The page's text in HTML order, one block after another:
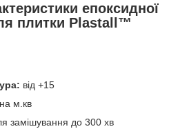
епоксидної
плитки Plastall™
від +15
м.кв
замішування до 300 хв